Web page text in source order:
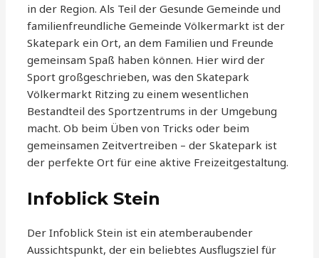
in der Region. Als Teil der Gesunde Gemeinde und
familienfreundliche Gemeinde Völkermarkt ist der
Skatepark ein Ort, an dem Familien und Freunde
gemeinsam Spaß haben können. Hier wird der
Sport großgeschrieben, was den Skatepark
Völkermarkt Ritzing zu einem wesentlichen
Bestandteil des Sportzentrums in der Umgebung
macht. Ob beim Üben von Tricks oder beim
gemeinsamen Zeitvertreiben – der Skatepark ist
der perfekte Ort für eine aktive Freizeitgestaltung.
Infoblick Stein
Der Infoblick Stein ist ein atemberaubender
Aussichtspunkt, der ein beliebtes Ausflugsziel für